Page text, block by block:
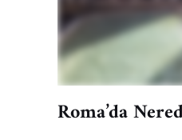
Roma’da